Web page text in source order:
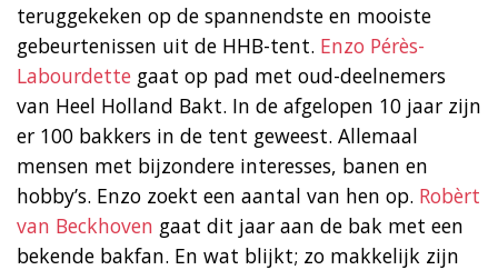
teruggekeken op de spannendste en mooiste
gebeurtenissen uit de HHB-tent. Enzo Pérès-
Labourdette gaat op pad met oud-deelnemers
van Heel Holland Bakt. In de afgelopen 10 jaar zijn
er 100 bakkers in de tent geweest. Allemaal
mensen met bijzondere interesses, banen en
hobby’s. Enzo zoekt een aantal van hen op. Robèrt
van Beckhoven gaat dit jaar aan de bak met een
bekende bakfan. En wat blijkt; zo makkelijk zijn